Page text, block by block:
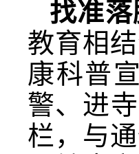
找准
教育相
康科普
警、进
栏，与